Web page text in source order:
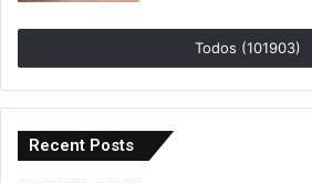
Todos (101903)
Recent Posts